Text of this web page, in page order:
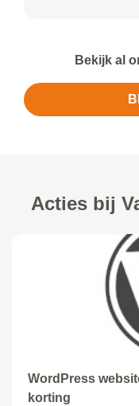
Bekijk al
Acties bij
WordPress
korting